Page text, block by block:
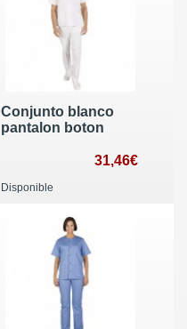
Conjunto blanco
pantalon boton
31,46€
Disponible